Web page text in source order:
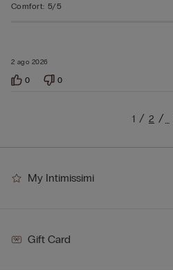
2 ago 2026
Comfort: 5/5
0 0
1 2 …
My Intimissimi
Gift Card